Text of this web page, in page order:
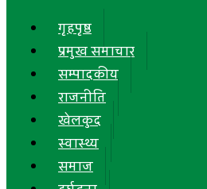
गृहपृष्ठ
प्रमुख समाचार
सम्पादकीय
राजनीति
खेलकुद
स्वास्थ्य
समाज